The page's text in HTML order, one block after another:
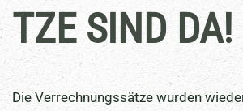
TZE SIND DA!
Die Verrechnungssätze wurden